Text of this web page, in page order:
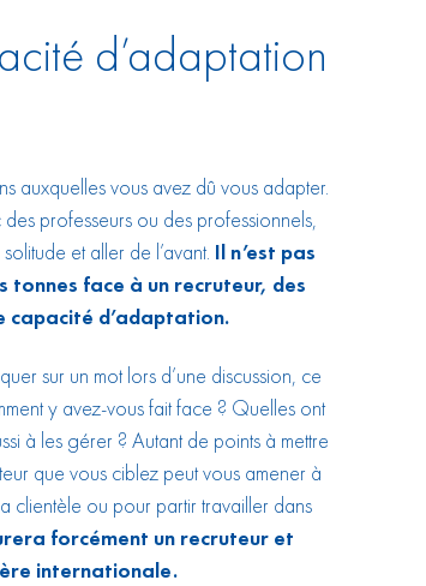
d’adaptation
auxquelles vous avez dû vous adapter.
professeurs ou des professionnels,
et aller de l’avant. Il n’est pas
tonnes face à un recruteur, des
capacité d’adaptation.
sur un mot lors d’une discussion, ce
y avez-vous fait face ? Quelles ont
à les gérer ? Autant de points à mettre
que vous ciblez peut vous amener à
clientèle ou pour partir travailler dans
forcément un recruteur et
internationale.